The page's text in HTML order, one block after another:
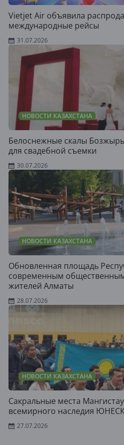
Vietjet Air объявила
международные рейсы
31.07.2026
НОВОСТИ КАЗАХСТАНА
Белоснежные скалы
для свадебной съемки
30.07.2026
НОВОСТИ КАЗАХСТАНА
Обновленная площадь
современным
жителей Алматы
28.07.2026
НОВОСТИ КАЗАХСТАНА
Сакральные места
всемирного наследия
27.07.2026